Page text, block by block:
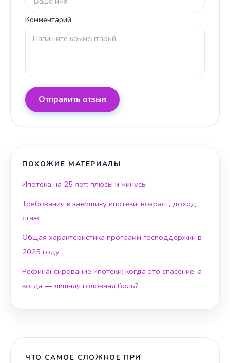
Комментарий
Отправить отзыв
ПОХОЖИЕ МАТЕРИАЛЫ
Ипотека на 25 лет: плюсы и минусы
Требования к заёмщику ипотеки: возраст, доход,
стаж
Общая характеристика программ господдержки в
2025 году
Рефинансирование ипотеки: когда это спасение, а
когда — лишняя головная боль?
ЧТО САМОЕ СЛОЖНОЕ ПРИ